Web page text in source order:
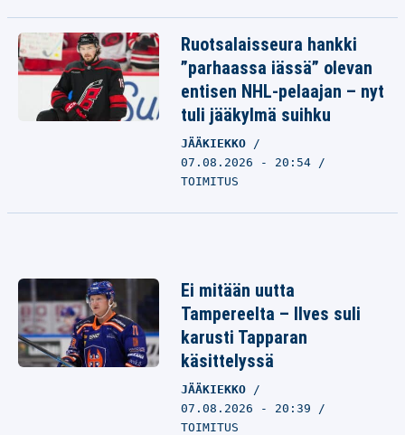
Ruotsalaisseura hankki
”parhaassa iässä” olevan
entisen NHL-pelaajan – nyt
tuli jääkylmä suihku
JÄÄKIEKKO
07.08.2026 - 20:54
TOIMITUS
Ei mitään uutta
Tampereelta – Ilves suli
karusti Tapparan
käsittelyssä
JÄÄKIEKKO
07.08.2026 - 20:39
TOIMITUS